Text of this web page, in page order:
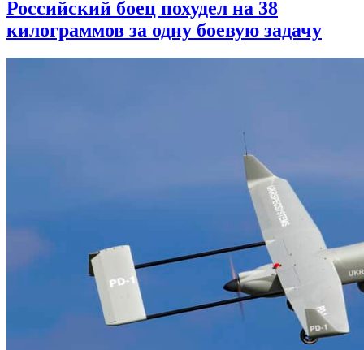
Российский боец похудел на 38
килограммов за одну боевую задачу